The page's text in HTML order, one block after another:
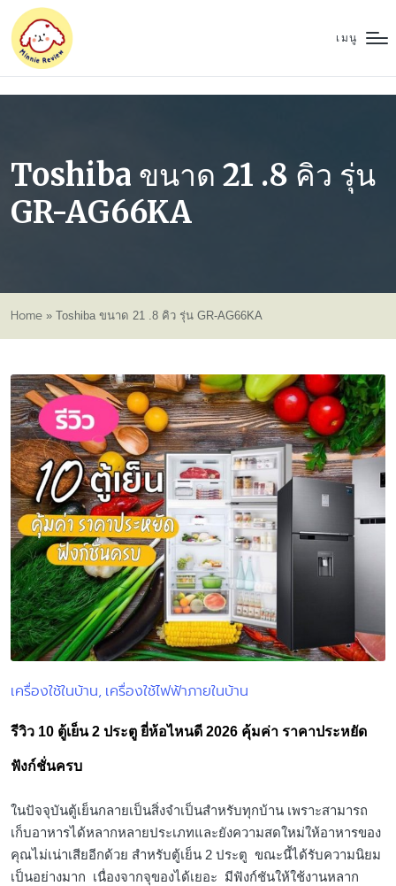
เมนู
Toshiba ขนาด 21 .8 คิว รุ่น
GR-AG66KA
Home » Toshiba ขนาด 21 .8 คิว รุ่น GR-AG66KA
Posted
เครื่องใช้ในบ้าน เครื่องใช้ไฟฟ้าภายในบ้าน
รีวิว 10 ตู้เย็น 2 ประตู ยี่ห้อไหนดี 2026 คุ้มค่า ราคาประหยัด
ฟังก์ชั่นครบ
ในปัจจุบันตู้เย็นกลายเป็นสิ่งจำเป็นสำหรับทุกบ้าน เพราะสามารถ
เก็บอาหารได้หลากหลายประเภทและยังความสดใหม่ให้อาหารของ
คุณไม่เน่าเสียอีกด้วย สำหรับตู้เย็น 2 ประตู ขณะนี้ได้รับความนิยม
เป็นอย่างมาก เนื่องจากจุของได้เยอะ มีฟังก์ชันให้ใช้งานหลาก